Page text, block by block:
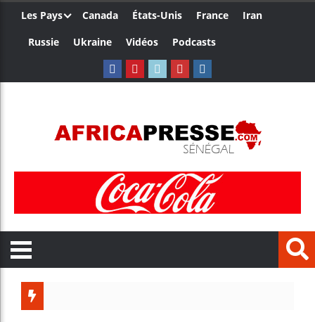
Les Pays Canada États-Unis France
Iran
Russie
Ukraine Vidéos Podcasts